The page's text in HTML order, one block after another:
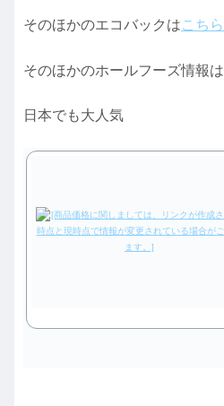
そのほかのエコバックはこちら
そのほかのホールフーズ情報は
日本でも大人気